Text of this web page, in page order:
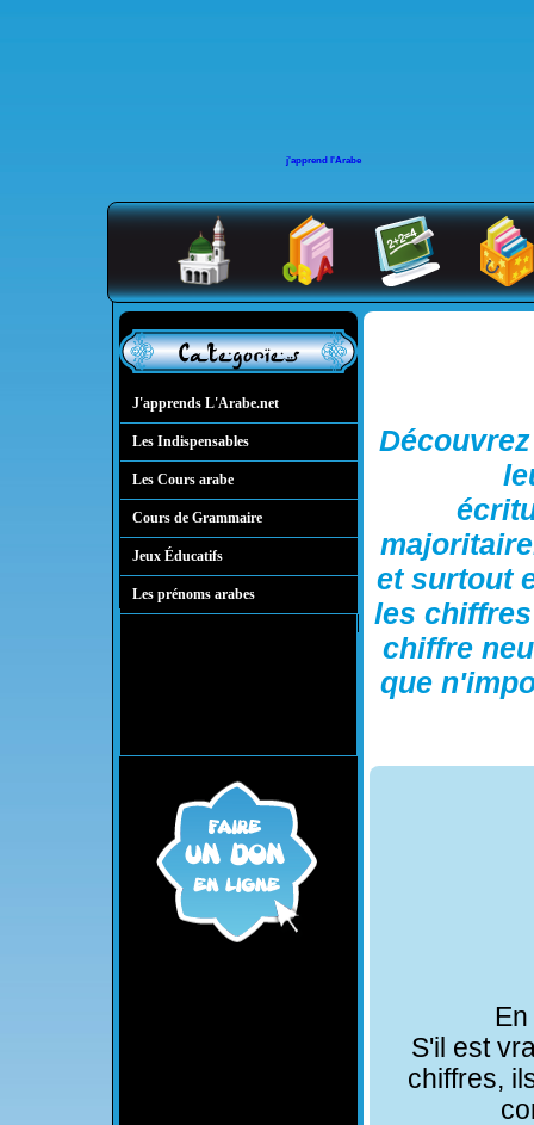
j'apprend l'Arabe
J'apprends L'Arabe.net
Les Indispensables
Les Cours arabe
Cours de Grammaire
Jeux Éducatifs
Les prénoms arabes
et surtout
les
chiffre
que
S'il est
chiffres,